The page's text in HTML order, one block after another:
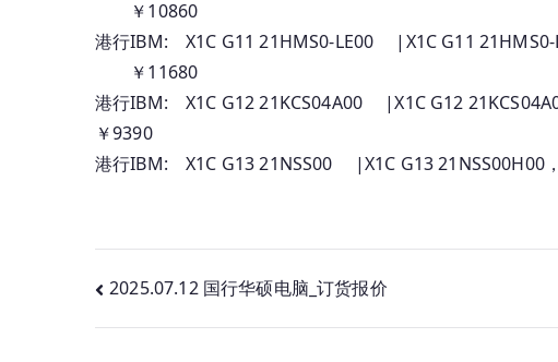
￥10860
港行IBM: X1C G11 21HMS0-LE00 |X1C G11 21HMS0-
￥11680
港行IBM: X1C G12 21KCS04A00 |X1C G12
￥9390
港行IBM: X1C G13 21NSS00 |X1C G13
文
章
2025.07.12 国行华硕电脑_订货报价